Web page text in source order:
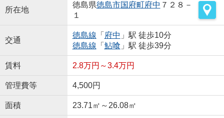
所在地
徳島県徳島市国府町府中 ７２８－
１
交通
徳島線 「 府中 」駅 徒歩10分
徳島線 「 鮎喰 」駅 徒歩39分
賃料 2.8万円～3.4万円
管理費等 4,500円
面積 23.71㎡～26.08㎡